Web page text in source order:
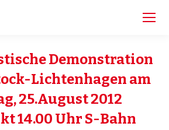
Demonstration
Lichtenhagen am
25.August 2012
14.00 Uhr S-Bahn